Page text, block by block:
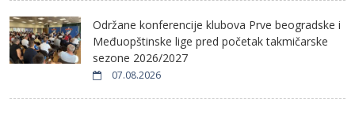
Održane konferencije klubova Prve beogradske i
Međuopštinske lige pred početak takmičarske
sezone 2026/2027
07.08.2026